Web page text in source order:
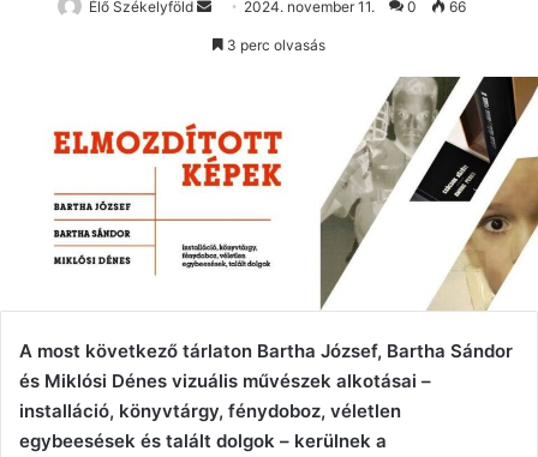
Élő Székelyföld
Send
an
2024. november 11. 0 66
3 perc olvasás
A most következő tárlaton Bartha József, Bartha Sándor
és Miklósi Dénes vizuális művészek alkotásai –
installáció, könyvtárgy, fénydoboz, véletlen
egybeesések és talált dolgok – kerülnek a